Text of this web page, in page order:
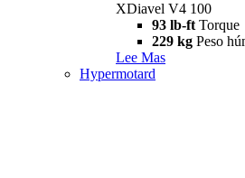
XDiavel V4 100
93 lb-ft Torque
229 kg Peso
Lee Mas
Hypermotard